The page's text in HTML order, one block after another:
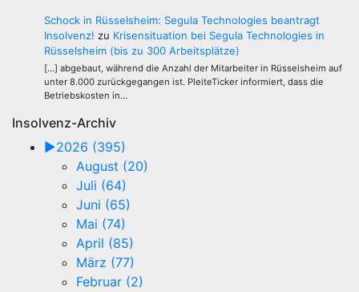
Schock in Rüsselsheim: Segula Technologies beantragt
Insolvenz! zu Krisensituation bei Segula Technologies in
Rüsselsheim (bis zu 300 Arbeitsplätze)
[…] abgebaut, während die Anzahl der Mitarbeiter in Rüsselsheim auf
unter 8.000 zurückgegangen ist. PleiteTicker informiert, dass die
Betriebskosten in…
Insolvenz-Archiv
►2026 (395)
August (20)
Juli (64)
Juni (65)
Mai (74)
April (85)
März (77)
Februar (2)